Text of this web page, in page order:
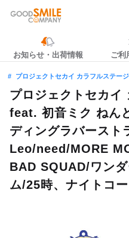
お知らせ・出荷情報 ご利
プロジェクトセカイ カラフルステー
プロジェクトセカイ
feat. 初音ミク ねん
ディングラバースト
Leo/need/MORE
BAD SQUAD/ワン
ム/25時、ナイトコー